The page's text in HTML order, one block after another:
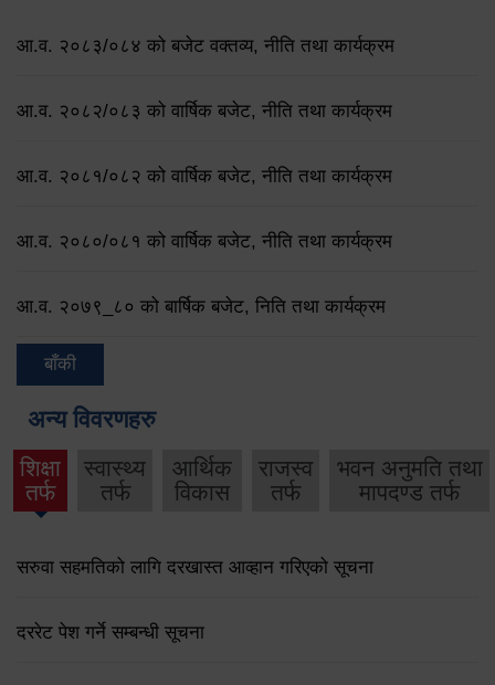
आ.व. २०८३/०८४ को बजेट वक्तव्य, नीति तथा कार्यक्रम
आ.व. २०८२/०८३ को वार्षिक बजेट, नीति तथा कार्यक्रम
आ.व. २०८१/०८२ को वार्षिक बजेट, नीति तथा कार्यक्रम
आ.व. २०८०/०८१ को वार्षिक बजेट, नीति तथा कार्यक्रम
आ.व. २०७९‌_८० को बार्षिक बजेट, निति तथा कार्यक्रम
बाँकी
अन्य विवरणहरु
शिक्षा
तर्फ
स्वास्थ्य
तर्फ
आर्थिक
विकास
राजस्व
तर्फ
भवन अनुमति तथा
मापदण्ड तर्फ
सरुवा सहमतिको लागि दरखास्त आव्हान गरिएको सूचना
दररेट पेश गर्ने सम्बन्धी सूचना